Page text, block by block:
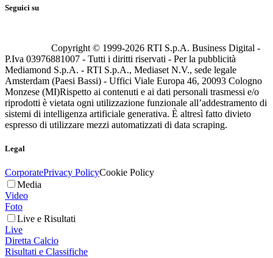
Seguici su
Copyright © 1999-2026 RTI S.p.A. Business Digital -
P.Iva 03976881007 - Tutti i diritti riservati - Per la pubblicità
Mediamond S.p.A. - RTI S.p.A., Mediaset N.V., sede legale
Amsterdam (Paesi Bassi) - Uffici Viale Europa 46, 20093 Cologno
Monzese (MI)Rispetto ai contenuti e ai dati personali trasmessi e/o
riprodotti è vietata ogni utilizzazione funzionale all’addestramento di
sistemi di intelligenza artificiale generativa. È altresì fatto divieto
espresso di utilizzare mezzi automatizzati di data scraping.
Legal
CorporatePrivacy PolicyCookie Policy
Media
Video
Foto
Live e Risultati
Live
Diretta Calcio
Risultati e Classifiche